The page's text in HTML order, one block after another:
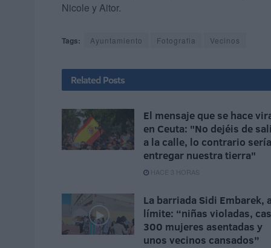
Nicole y Aitor.
Tags: Ayuntamiento Fotografia Vecinos
Related Posts
El mensaje que se hace
en Ceuta: "No dejéis de
a la calle, lo contrario sería
entregar nuestra tierra"
HACE 3 HORAS
La barriada Sidi Embarek,
límite: “niñas violadas,
300 mujeres asentadas y
unos vecinos cansados”